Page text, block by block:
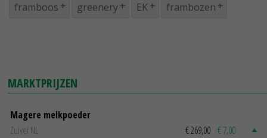
framboos greenery EK frambozen
MARKTPRIJZEN
Magere melkpoeder
Zuivel NL
€ 269,00 € 7,00